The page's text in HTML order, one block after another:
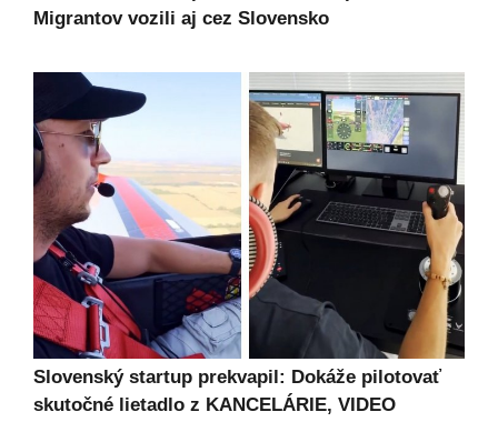
Migrantov vozili aj cez Slovensko
Slovenský startup prekvapil: Dokáže pilotovať
skutočné lietadlo z KANCELÁRIE, VIDEO